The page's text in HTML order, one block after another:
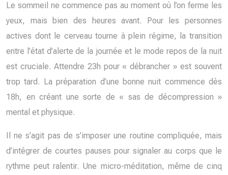
Le sommeil ne commence pas au moment où l’on ferme les
yeux, mais bien des heures avant. Pour les personnes
actives dont le cerveau tourne à plein régime, la transition
entre l’état d’alerte de la journée et le mode repos de la nuit
est cruciale. Attendre 23h pour « débrancher » est souvent
trop tard. La préparation d’une bonne nuit commence dès
18h, en créant une sorte de « sas de décompression »
mental et physique.
Il ne s’agit pas de s’imposer une routine compliquée, mais
d’intégrer de courtes pauses pour signaler au corps que le
rythme peut ralentir. Une micro-méditation, même de cinq